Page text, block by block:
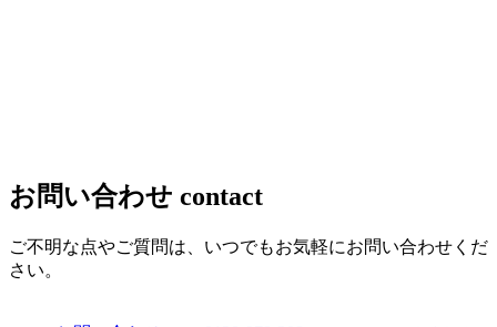
お問い合わせ contact
ご不明な点やご質問は、いつでもお気軽にお問い合わせくだ
さい。